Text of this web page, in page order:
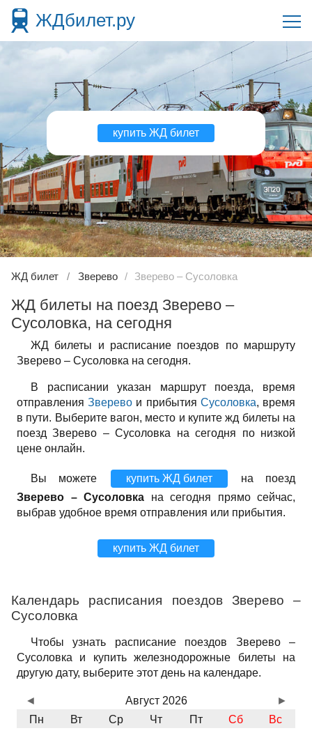
ЖДбилет.ру
купить ЖД билет
ЖД билет Зверево Зверево – Сусоловка
ЖД билеты на поезд Зверево –
Сусоловка, на сегодня
ЖД билеты и расписание поездов по маршруту
Зверево – Сусоловка на сегодня.
В расписании указан маршрут поезда, время
отправленияЗверево и прибытия Сусоловка, время
в пути. Выберите вагон, место и купите жд билеты на
поезд Зверево – Сусоловка на сегодня по низкой
цене онлайн.
Вы можете купить ЖД билет
на поезд
Зверево – Сусоловка на сегодня прямо сейчас,
выбрав удобное время отправления или прибытия.
купить ЖД билет
Календарь расписания поездов Зверево –
Сусоловка
Чтобы узнать расписание поездов Зверево –
Сусоловка и купить железнодорожные билеты на
другую дату, выберите этот день на календаре.
Август 2026
Пн
Вт Ср Чт Пт Сб
Вс
◄ ►